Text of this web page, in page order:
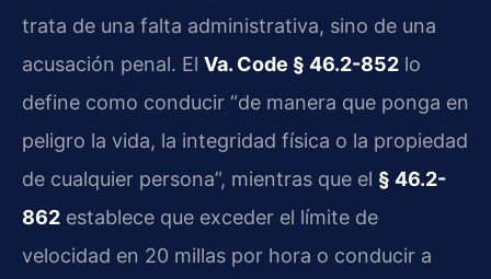
trata de una falta administrativa, sino de una
acusación penal. El Va. Code § 46.2-852 lo
define como conducir “de manera que ponga en
peligro la vida, la integridad física o la propiedad
de cualquier persona”, mientras que el § 46.2-
862 establece que exceder el límite de
velocidad en 20 millas por hora o conducir a